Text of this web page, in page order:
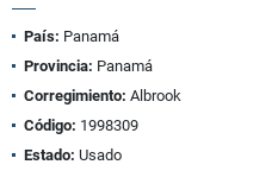
País: Panamá
Provincia: Panamá
Corregimiento: Albrook
Código: 1998309
Estado: Usado